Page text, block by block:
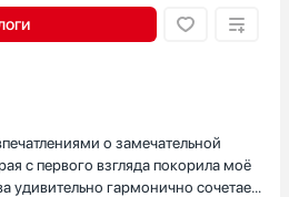
о замечательной
с первого взгляда покорила моё
удивительно гармонично сочетает